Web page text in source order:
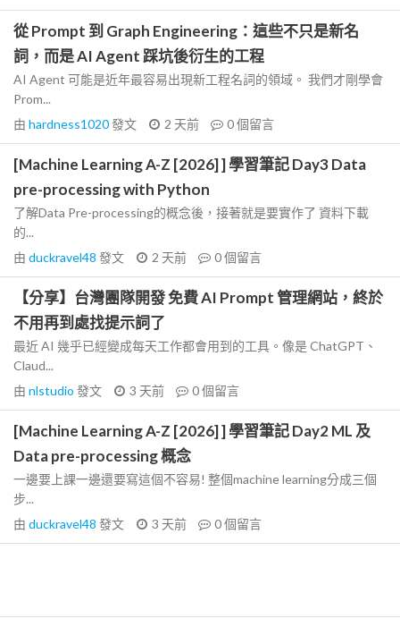
從 Prompt 到 Graph Engineering：這些不只是新名
詞，而是 AI Agent 踩坑後衍生的工程
AI Agent 可能是近年最容易出現新工程名詞的領域。 我們才剛學會
Prom...
由 hardness1020發文 2 天前 0個留言
[Machine Learning A-Z [2026] ] 學習筆記 Day3 Data
pre-processing with Python
了解Data Pre-processing的概念後，接著就是要實作了 資料下載
的...
由 duckravel48 發文 2 天前 0個留言
【分享】台灣團隊開發 免費 AI Prompt 管理網站，終於
不用再到處找提示詞了
最近 AI 幾乎已經變成每天工作都會用到的工具。像是 ChatGPT、
Claud...
由 nlstudio 發文 3 天前 0個留言
[Machine Learning A-Z [2026] ] 學習筆記 Day2 ML 及
Data pre-processing 概念
一邊要上課一邊還要寫這個不容易! 整個machine learning分成三個
步...
由 duckravel48 發文 3 天前 0個留言